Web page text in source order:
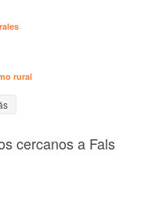
rural
cercanos a Fals